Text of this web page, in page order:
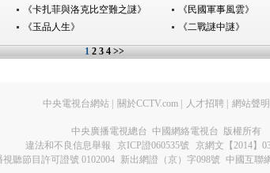
《卡扎菲與洛克比空難之謎》
《民國軍事風雲》
《玉品人生》 《二戰謎中謎》
1 2 3 4 >>
中央電視台網站 關於CCTV.com 人才招聘 網站聲明
中央廣播電視總台 中國網絡電視台 版權所有
違法和不良信息舉報
京ICP證060535號
京網文【2014】
聽節目許可證號 0102004 新出網證（京）字098號 中國互聯